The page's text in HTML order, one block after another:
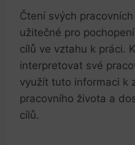
Čtení svých
užitečné pro
cílů ve vztahu k práci.
interpretovat své
využít tuto informaci k
pracovního života a
cílů.